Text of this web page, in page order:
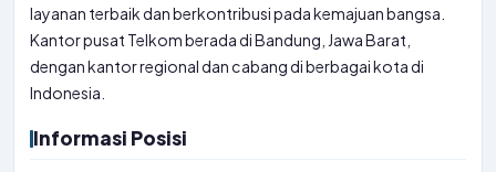
layanan terbaik dan berkontribusi pada kemajuan bangsa.
Kantor pusat Telkom berada di Bandung, Jawa Barat,
dengan kantor regional dan cabang di berbagai kota di
Indonesia.
Informasi Posisi